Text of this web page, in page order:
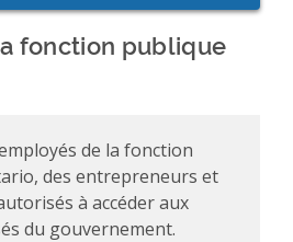
fonction publique
de la fonction
des entrepreneurs et
à accéder aux
du gouvernement.